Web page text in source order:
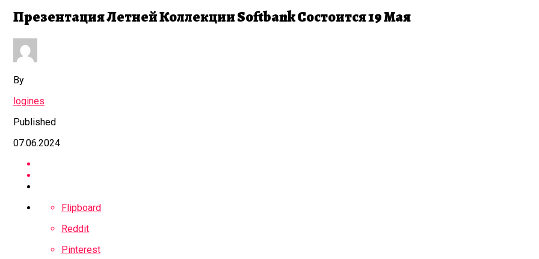
Презентация Летней Коллекции Softbank Состоится 19 Мая
By
logines
Published
07.06.2024
Flipboard
Reddit
Pinterest